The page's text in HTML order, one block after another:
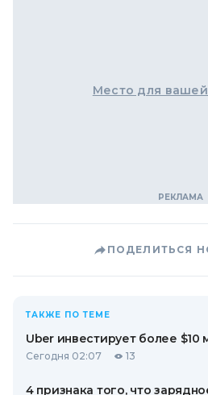
Место для
ПОДЕЛИТЬСЯ
ТАКЖЕ ПО ТЕМЕ
Uber инвестирует более $10
Сегодня 02:07 13
4 признака того, что